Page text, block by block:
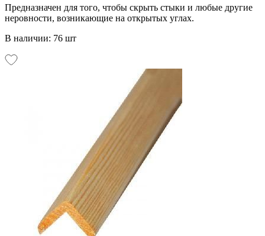
Предназначен для того, чтобы скрыть стыки и любые другие
неровности, возникающие на открытых углах.
В наличии: 76 шт